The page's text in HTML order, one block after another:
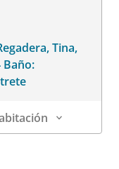
Tina,
Baño: